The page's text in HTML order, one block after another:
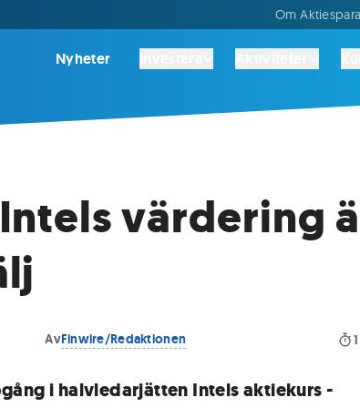
Om
Nyheter
värdering
AvFinwire/Redaktionen 1
i halvledarjätten Intels aktiekurs -